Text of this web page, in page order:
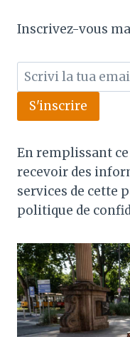
Inscrivez-vous
S'inscrire
En remplissant
recevoir des
services de cette
politique de